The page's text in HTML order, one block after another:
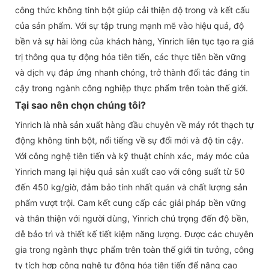
công thức không tinh bột giúp cải thiện độ trong và kết cấu
của sản phẩm. Với sự tập trung mạnh mẽ vào hiệu quả, độ
bền và sự hài lòng của khách hàng, Yinrich liên tục tạo ra giá
trị thông qua tự động hóa tiên tiến, các thực tiễn bền vững
và dịch vụ đáp ứng nhanh chóng, trở thành đối tác đáng tin
cậy trong ngành công nghiệp thực phẩm trên toàn thế giới.
Tại sao nên chọn chúng tôi?
Yinrich là nhà sản xuất hàng đầu chuyên về máy rót thạch tự
động không tinh bột, nổi tiếng về sự đổi mới và độ tin cậy.
Với công nghệ tiên tiến và kỹ thuật chính xác, máy móc của
Yinrich mang lại hiệu quả sản xuất cao với công suất từ ​​50
đến 450 kg/giờ, đảm bảo tính nhất quán và chất lượng sản
phẩm vượt trội. Cam kết cung cấp các giải pháp bền vững
và thân thiện với người dùng, Yinrich chú trọng đến độ bền,
dễ bảo trì và thiết kế tiết kiệm năng lượng. Được các chuyên
gia trong ngành thực phẩm trên toàn thế giới tin tưởng, công
ty tích hợp công nghệ tự động hóa tiên tiến để nâng cao